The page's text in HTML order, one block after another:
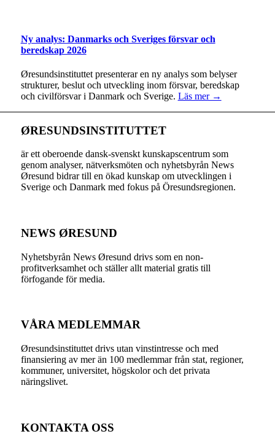
Ny analys: Danmarks och Sveriges försvar och
beredskap 2026
Øresundsinstituttet presenterar en ny analys som belyser
strukturer, beslut och utveckling inom försvar, beredskap
och civilförsvar i Danmark och Sverige. Läs mer →
ØRESUNDSINSTITUTTET
är ett oberoende dansk-svenskt kunskapscentrum som
genom analyser, nätverksmöten och nyhetsbyrån News
Øresund bidrar till en ökad kunskap om utvecklingen i
Sverige och Danmark med fokus på Öresundsregionen.
NEWS ØRESUND
Nyhetsbyrån News Øresund drivs som en non-
profitverksamhet och ställer allt material gratis till
förfogande för media.
VÅRA MEDLEMMAR
Øresundsinstituttet drivs utan vinst­intresse och med
finansiering av mer än 100 medlemmar från stat, regioner,
kommuner, universitet, högskolor och det privata
näringslivet.
KONTAKTA OSS